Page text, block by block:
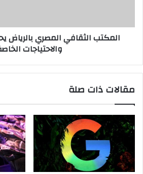
الخاصة
المكتب الثقافي المصري بالرياض
والاحتياجات
مقالات ذات صلة